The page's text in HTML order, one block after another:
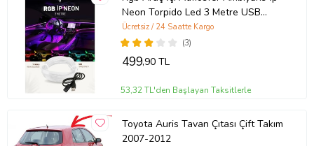
Neon Torpido Led 3 Metre USB
Girişli
(3)
Ücretsiz / 24 Saatte Kargo
499,90 TL
53,32 TL'den Başlayan Taksitlerle
Toyota Auris Tavan Çıtası Çift Takım
2007-2012